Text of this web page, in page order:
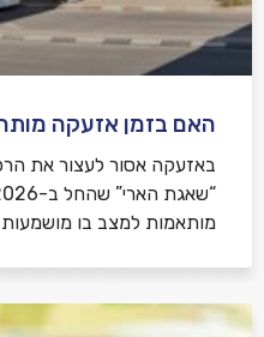
האם בזמן אזעקה
באזעקה אסור לעצור את
מותאמות למצב בו